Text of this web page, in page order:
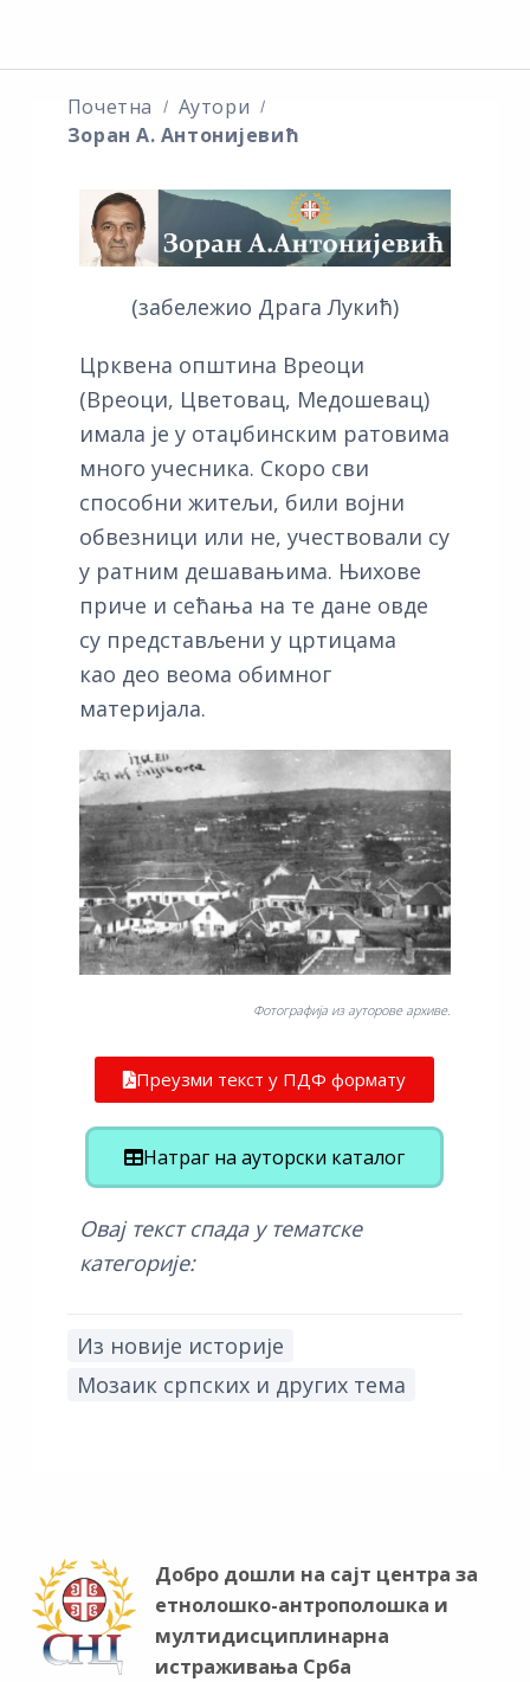
Почетна
Аутори
Зоран А. Антонијевић
(забележио Драга Лукић)
Црквена општина Вреоци
(Вреоци, Цветовац, Медошевац)
имала је у отаџбинским ратовима
много учесника. Скоро сви
способни житељи, били војни
обвезници или не, учествовали су
у ратним дешавањима. Њихове
приче и сећања на те дане овде
су представљени у цртицама
као део веома обимног
материјала.
Фотографија из ауторове архиве.
Преузми текст у ПДФ формату
Натраг на ауторски каталог
Овај текст спада у тематске
категорије:
Из новије историје
Мозаик српских и других тема
Добро дошли на сајт центра за
етнолошко-антрополошка и
мултидисциплинарна
истраживања Срба